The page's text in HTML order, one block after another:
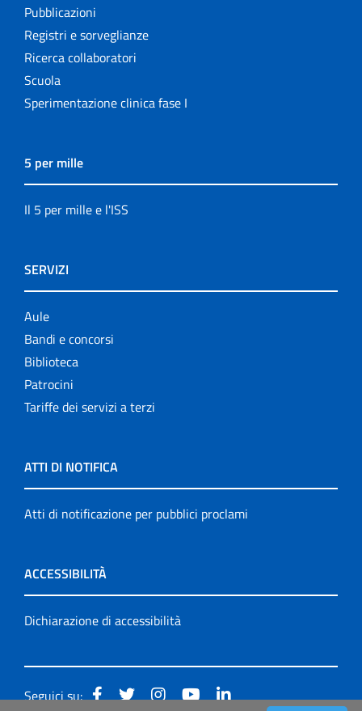
Pubblicazioni
Registri e sorveglianze
Ricerca collaboratori
Scuola
Sperimentazione clinica fase I
5 per mille
Il 5 per mille e l'ISS
SERVIZI
Aule
Bandi e concorsi
Biblioteca
Patrocini
Tariffe dei servizi a terzi
ATTI DI NOTIFICA
Atti di notificazione per pubblici proclami
ACCESSIBILITÀ
Dichiarazione di accessibilità
Seguici su: